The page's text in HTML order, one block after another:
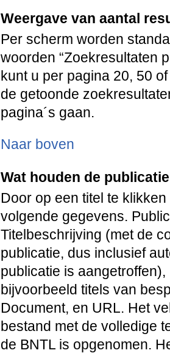
Weergave van aantal
Per scherm worden
woorden “Zoekresultaten
kunt u per pagina 20, 50
de getoonde
pagina´s gaan.
Naar boven
Wat houden de
Door op een titel te
volgende gegevens.
Titelbeschrijving (met de
publicatie, dus inclusief
publicatie is
bijvoorbeeld titels van
Document, en URL. Het
bestand met de volledige
de BNTL is opgenomen.